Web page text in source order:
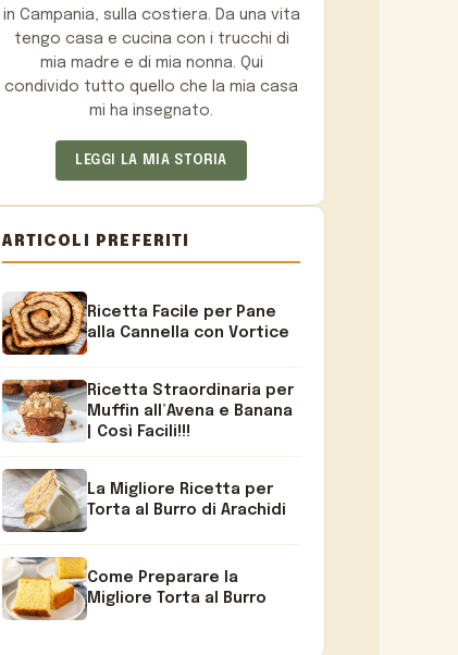
in Campania, sulla costiera. Da una vita
tengo casa e cucina con i trucchi di
mia madre e di mia nonna. Qui
condivido tutto quello che la mia casa
mi ha insegnato.
LEGGI LA MIA STORIA
ARTICOLI PREFERITI
Ricetta Facile per Pane
alla Cannella con Vortice
Ricetta Straordinaria per
Muffin all’Avena e Banana
| Così Facili!!!
La Migliore Ricetta per
Torta al Burro di Arachidi
Come Preparare la
Migliore Torta al Burro